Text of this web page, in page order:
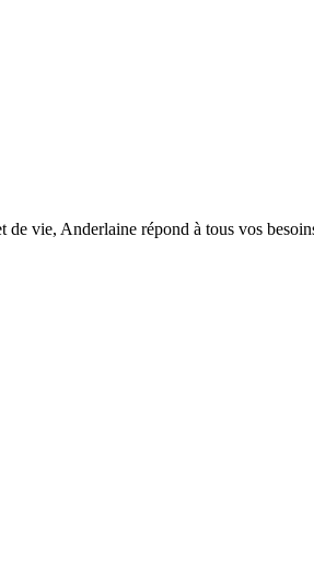
vie, Anderlaine répond à tous vos